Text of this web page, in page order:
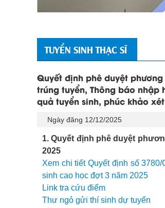
TUYỂN SINH THẠC SĨ
Quyết định phê duyệt
trúng tuyển, Thông báo nhập
quả tuyển sinh, phúc khảo
Ngày đăng 12/12/2025
1. Quyết định phê duyệt
2025
Xem chi tiết Quyết định số
sinh cao học đợt 3 năm 2025
Link tra cứu điểm
Thư ngỏ gửi thí sinh dự tuyển